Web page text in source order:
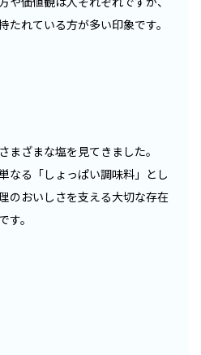
れている方が多い印象です。
まざまな塩を見てきました。
なる「しょっぱい調味料」とし
のおいしさを支える大切な存在
。